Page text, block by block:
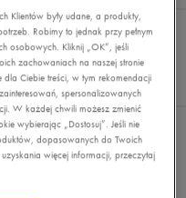
FILTRUJ
Klientów były udane, a produkty,
Robimy to jednak przy pełnym
osobowych. Kliknij „OK”, jeśli
zachowaniach na naszej stronie
Ciebie treści, w tym rekomendacji
spersonalizowanych
W każdej chwili możesz zmienić
wybierając „Dostosuj”. Jeśli nie
dopasowanych do Twoich
więcej informacji, przeczytaj